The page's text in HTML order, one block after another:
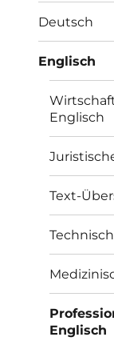
Deutsch
Englisch
Englisch
Text-
Englisch